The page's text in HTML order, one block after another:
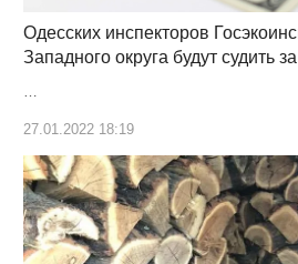
Одесских инспекторов
Западного округа будут судить
…
27.01.2022 18:19